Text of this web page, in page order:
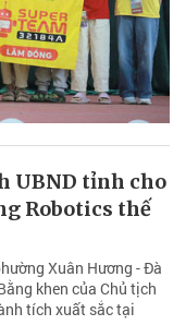
UBND tỉnh cho
Robotics thế
Xuân Hương - Đà
khen của Chủ tịch
tích xuất sắc tại